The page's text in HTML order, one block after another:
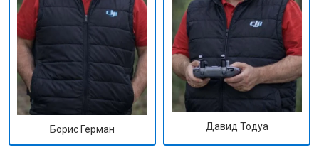
Борис Герман Давид Тодуа